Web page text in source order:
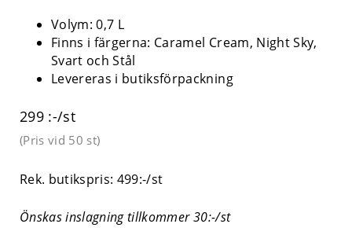
Volym: 0,7 L
Finns i färgerna: Caramel Cream, Night Sky,
Svart och Stål
Levereras i butiksförpackning
299 :-/st
(Pris vid 50 st)
Rek. butikspris: 499:-/st
Önskas inslagning tillkommer 30:-/st